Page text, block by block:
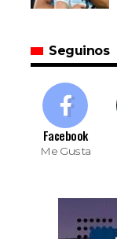
Seguinos
Facebook
Me Gusta